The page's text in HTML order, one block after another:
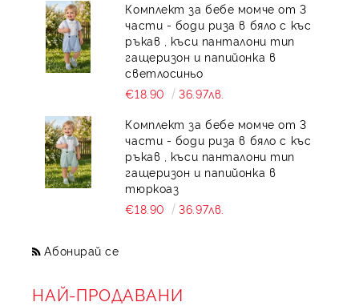
Комплект за бебе момче от 3
части - боди риза в бяло с къс
ръкав , къси панталони тип
гащеризон и папийонка в
светлосиньо
€18.90
36.97лв.
Комплект за бебе момче от 3
части - боди риза в бяло с къс
ръкав , къси панталони тип
гащеризон и папийонка в
тюркоаз
€18.90
36.97лв.
Абонирай се
НАЙ-ПРОДАВАНИ